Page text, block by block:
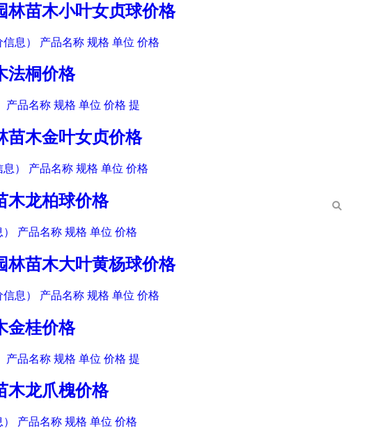
林苗木小叶女贞球价格
息） 产品名称 规格 单位 价格
法桐价格
产品名称 规格 单位 价格 提
苗木金叶女贞价格
） 产品名称 规格 单位 价格
木龙柏球价格
产品名称 规格 单位 价格
林苗木大叶黄杨球价格
息） 产品名称 规格 单位 价格
金桂价格
产品名称 规格 单位 价格 提
木龙爪槐价格
产品名称 规格 单位 价格